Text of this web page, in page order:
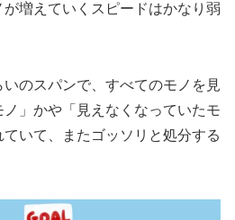
増えていくスピードはかなり弱
のスパンで、すべてのモノを見
」かや「見えなくなっていたモ
いて、またゴッソリと処分する